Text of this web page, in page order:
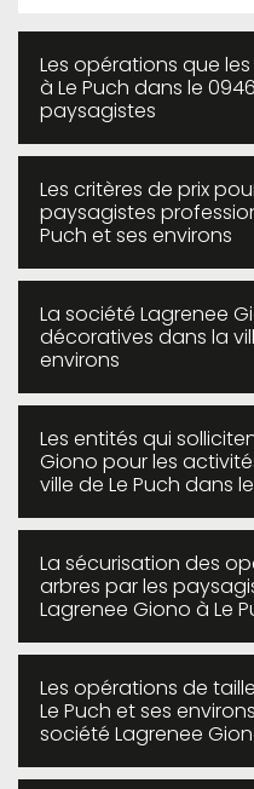
Les opérations que
à Le Puch dans le
paysagistes
Les critères de prix
paysagistes
Puch et ses environs
La société Lagrenee
décoratives dans la
environs
Les entités qui
Giono pour les
ville de Le Puch dans
La sécurisation des
arbres par les
Lagrenee Giono à Le
Les opérations de
Le Puch et ses
société Lagrenee